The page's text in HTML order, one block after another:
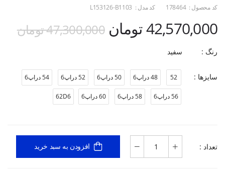
کد محصول : 178464 کد مدل : L153126-B1103
42,570,000 تومان 47,300,000 تومان
رنگ : سفید
سایزها : 52 48 دراپ6 50 دراپ6 52 دراپ6 54 دراپ6
56 دراپ6 58 دراپ6 60 دراپ6 62D6
تعداد : افزودن به سبد خرید